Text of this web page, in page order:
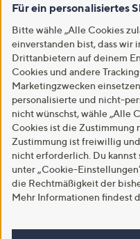
Für ein personalisiertes
Bitte wähle „Alle Cookies
einverstanden bist, dass wir
Drittanbietern auf deinem
Cookies und andere
Marketingzwecken
personalisierte und nicht-
nicht wünschst, wähle „Alle
Cookies ist die
Zustimmung ist freiwillig
nicht erforderlich. Du
unter „Cookie-
die Rechtmäßigkeit der
Mehr Informationen findest